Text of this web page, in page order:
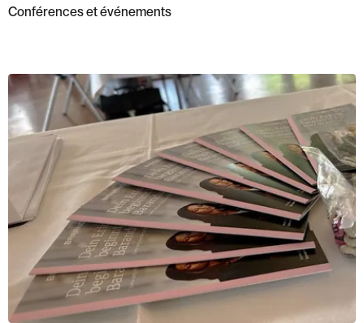
Conférences et événements